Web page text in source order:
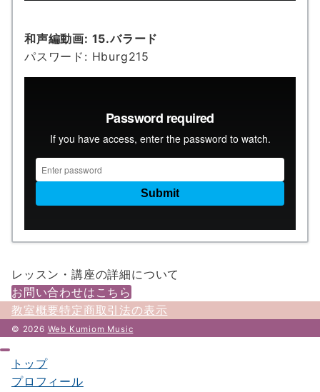
和声編動画: 15.バラード
パスワード: Hburg215
レッスン・講座の詳細について
お問い合わせはこちら
教室概要特定商取引法の表示
© 2026 Web Kumiom Music
トップ
プロフィール